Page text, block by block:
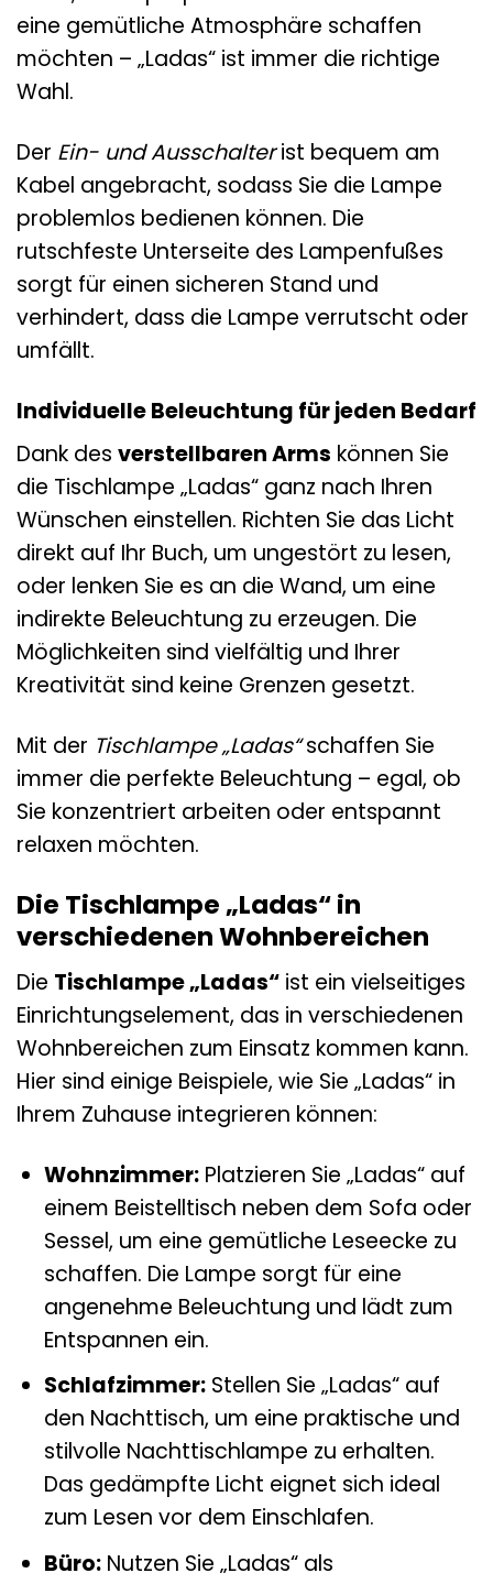
eine gemütliche Atmosphäre schaffen
möchten – „Ladas“ ist immer die richtige
Wahl.
Der Ein- und Ausschalterist bequem am
Kabel angebracht, sodass Sie die Lampe
problemlos bedienen können. Die
rutschfeste Unterseite des Lampenfußes
sorgt für einen sicheren Stand und
verhindert, dass die Lampe verrutscht oder
umfällt.
Individuelle Beleuchtung für jeden Bedarf
Dank des verstellbaren Arms können Sie
die Tischlampe „Ladas“ ganz nach Ihren
Wünschen einstellen. Richten Sie das Licht
direkt auf Ihr Buch, um ungestört zu lesen,
oder lenken Sie es an die Wand, um eine
indirekte Beleuchtung zu erzeugen. Die
Möglichkeiten sind vielfältig und Ihrer
Kreativität sind keine Grenzen gesetzt.
Mit der Tischlampe „Ladas“schaffen Sie
immer die perfekte Beleuchtung – egal, ob
Sie konzentriert arbeiten oder entspannt
relaxen möchten.
Die Tischlampe „Ladas“ in
verschiedenen Wohnbereichen
Die Tischlampe „Ladas“ ist ein vielseitiges
Einrichtungselement, das in verschiedenen
Wohnbereichen zum Einsatz kommen kann.
Hier sind einige Beispiele, wie Sie „Ladas“ in
Ihrem Zuhause integrieren können:
Wohnzimmer:Platzieren Sie „Ladas“ auf
einem Beistelltisch neben dem Sofa oder
Sessel, um eine gemütliche Leseecke zu
schaffen. Die Lampe sorgt für eine
angenehme Beleuchtung und lädt zum
Entspannen ein.
Schlafzimmer:Stellen Sie „Ladas“ auf
den Nachttisch, um eine praktische und
stilvolle Nachttischlampe zu erhalten.
Das gedämpfte Licht eignet sich ideal
zum Lesen vor dem Einschlafen.
Büro:Nutzen Sie „Ladas“ als